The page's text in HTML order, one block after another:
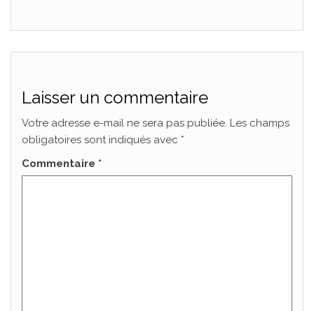
Laisser un commentaire
Votre adresse e-mail ne sera pas publiée. Les champs
obligatoires sont indiqués avec *
Commentaire *